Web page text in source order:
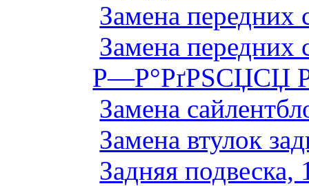
Замена передних
Замена передних
Р—Р°РґРЅСЏСЏ
Замена
Замена втулок
Задняя подвеска,